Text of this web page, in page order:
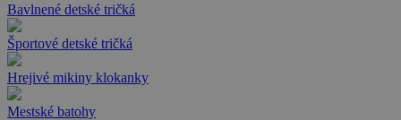
Bavlnené detské tričká
Športové detské tričká
Hrejivé mikiny klokanky
Mestské batohy